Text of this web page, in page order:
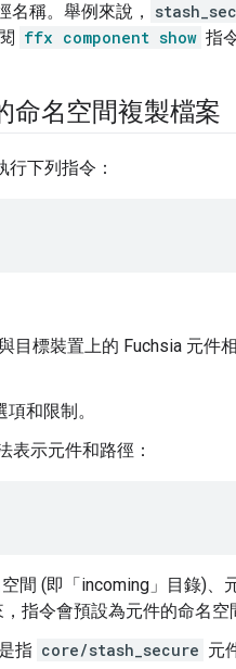
稱。舉例來說，
ffx component show 指
命名空間複製檔案
下列指令：
目標裝置上的 Fuchsia 元件
和限制。
表示元件和路徑：
間 (即「incoming」目錄)、
，指令會預設為元件的命名空
是指 core/stash_secure 元